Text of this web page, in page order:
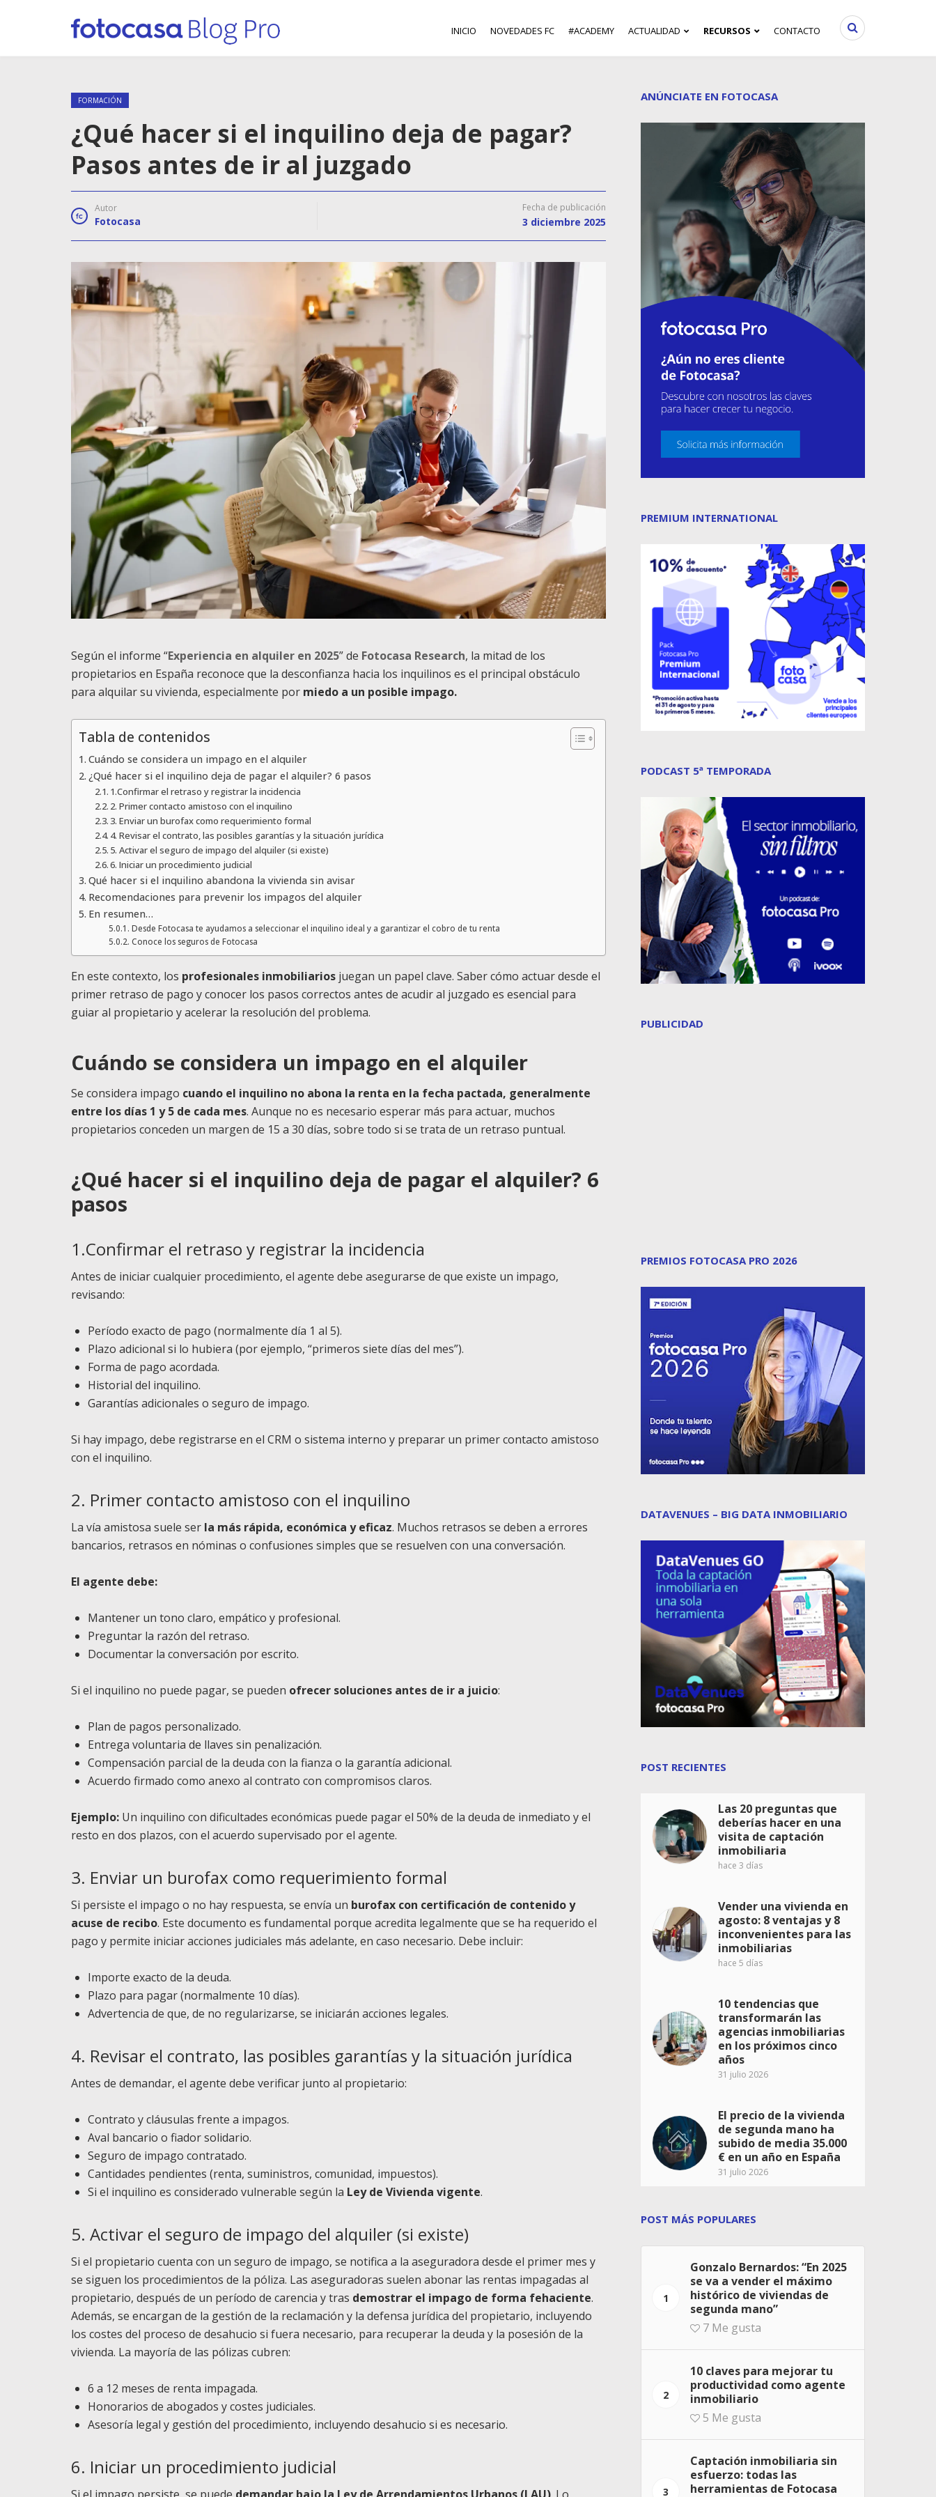
INICIO NOVEDADES FC #ACADEMY ACTUALIDAD RECURSOS CONTACTO
FORMACIÓN
¿Qué hacer si el inquilino deja de pagar?
Pasos antes de ir al juzgado
Autor
Fotocasa
Fecha de publicación
3 diciembre 2025
Según el informe “Experiencia en alquiler en 2025” de Fotocasa Research, la mitad de los
propietarios en España reconoce que la desconfianza hacia los inquilinos es el principal obstáculo
para alquilar su vivienda, especialmente por miedo a un posible impago.
Tabla de contenidos
Cuándo se considera un impago en el alquiler
¿Qué hacer si el inquilino deja de pagar el alquiler? 6 pasos
1.Confirmar el retraso y registrar la incidencia
2. Primer contacto amistoso con el inquilino
3. Enviar un burofax como requerimiento formal
4. Revisar el contrato, las posibles garantías y la situación jurídica
5. Activar el seguro de impago del alquiler (si existe)
6. Iniciar un procedimiento judicial
Qué hacer si el inquilino abandona la vivienda sin avisar
Recomendaciones para prevenir los impagos del alquiler
En resumen…
Desde Fotocasa te ayudamos a seleccionar el inquilino ideal y a garantizar el cobro de tu renta
Conoce los seguros de Fotocasa
En este contexto, los profesionales inmobiliarios juegan un papel clave. Saber cómo actuar desde el
primer retraso de pago y conocer los pasos correctos antes de acudir al juzgado es esencial para
guiar al propietario y acelerar la resolución del problema.
Cuándo se considera un impago en el alquiler
Se considera impago cuando el inquilino no abona la renta en la fecha pactada, generalmente
entre los días 1 y 5 de cada mes. Aunque no es necesario esperar más para actuar, muchos
propietarios conceden un margen de 15 a 30 días, sobre todo si se trata de un retraso puntual.
¿Qué hacer si el inquilino deja de pagar el alquiler? 6
pasos
1.Confirmar el retraso y registrar la incidencia
Antes de iniciar cualquier procedimiento, el agente debe asegurarse de que existe un impago,
revisando:
Período exacto de pago (normalmente día 1 al 5).
Plazo adicional si lo hubiera (por ejemplo, “primeros siete días del mes”).
Forma de pago acordada.
Historial del inquilino.
Garantías adicionales o seguro de impago.
Si hay impago, debe registrarse en el CRM o sistema interno y preparar un primer contacto amistoso
con el inquilino.
2. Primer contacto amistoso con el inquilino
La vía amistosa suele ser la más rápida, económica y eficaz. Muchos retrasos se deben a errores
bancarios, retrasos en nóminas o confusiones simples que se resuelven con una conversación.
El agente debe:
Mantener un tono claro, empático y profesional.
Preguntar la razón del retraso.
Documentar la conversación por escrito.
Si el inquilino no puede pagar, se pueden ofrecer soluciones antes de ir a juicio:
Plan de pagos personalizado.
Entrega voluntaria de llaves sin penalización.
Compensación parcial de la deuda con la fianza o la garantía adicional.
Acuerdo firmado como anexo al contrato con compromisos claros.
Ejemplo: Un inquilino con dificultades económicas puede pagar el 50% de la deuda de inmediato y el
resto en dos plazos, con el acuerdo supervisado por el agente.
3. Enviar un burofax como requerimiento formal
​​Si persiste el impago o no hay respuesta, se envía un burofax con certificación de contenido y
acuse de recibo. Este documento es fundamental porque acredita legalmente que se ha requerido el
pago y permite iniciar acciones judiciales más adelante, en caso necesario. Debe incluir:
Importe exacto de la deuda.
Plazo para pagar (normalmente 10 días).
Advertencia de que, de no regularizarse, se iniciarán acciones legales.
4. Revisar el contrato, las posibles garantías y la situación jurídica
Antes de demandar, el agente debe verificar junto al propietario:
Contrato y cláusulas frente a impagos.
Aval bancario o fiador solidario.
Seguro de impago contratado.
Cantidades pendientes (renta, suministros, comunidad, impuestos).
Si el inquilino es considerado vulnerable según la Ley de Vivienda vigente.
5. Activar el seguro de impago del alquiler (si existe)
Si el propietario cuenta con un seguro de impago, se notifica a la aseguradora desde el primer mes y
se siguen los procedimientos de la póliza. Las aseguradoras suelen abonar las rentas impagadas al
propietario, después de un período de carencia y tras demostrar el impago de forma fehaciente.
Además, se encargan de la gestión de la reclamación y la defensa jurídica del propietario, incluyendo
los costes del proceso de desahucio si fuera necesario, para recuperar la deuda y la posesión de la
vivienda. La mayoría de las pólizas cubren:
6 a 12 meses de renta impagada.
Honorarios de abogados y costes judiciales.
Asesoría legal y gestión del procedimiento, incluyendo desahucio si es necesario.
6. Iniciar un procedimiento judicial
ANÚNCIATE EN FOTOCASA
PREMIUM INTERNATIONAL
PODCAST 5ª TEMPORADA
PUBLICIDAD
PREMIOS FOTOCASA PRO 2026
DATAVENUES – BIG DATA INMOBILIARIO
POST RECIENTES
Las 20 preguntas que
deberías hacer en una
visita de captación
inmobiliaria
hace 3 días
Vender una vivienda en
agosto: 8 ventajas y 8
inconvenientes para las
inmobiliarias
hace 5 días
10 tendencias que
transformarán las
agencias inmobiliarias
en los próximos cinco
años
31 julio 2026
El precio de la vivienda
de segunda mano ha
subido de media 35.000
€ en un año en España
31 julio 2026
POST MÁS POPULARES
1
Gonzalo Bernardos: “En 2025
se va a vender el máximo
histórico de viviendas de
segunda mano”
7 Me gusta
2
10 claves para mejorar tu
productividad como agente
inmobiliario
5 Me gusta
3
Captación inmobiliaria sin
esfuerzo: todas las
herramientas de Fotocasa